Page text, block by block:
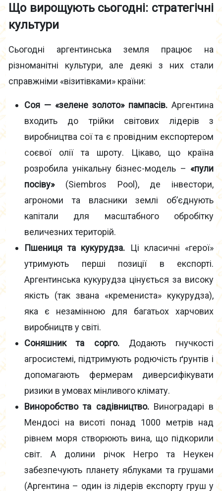
Що вирощують сьогодні: стратегічні
культури
Сьогодні аргентинська земля працює на
різноманітні культури, але деякі з них стали
справжніми «візитівками» країни:
Соя — «зелене золото» пампасів. Аргентина
входить до трійки світових лідерів з
виробництва сої та є провідним експортером
соєвої олії та шроту. Цікаво, що країна
розробила унікальну бізнес-модель – «пули
посіву»(Siembros Pool), де інвестори,
агрономи та власники землі об’єднують
капітали для масштабного обробітку
величезних територій.
Пшениця та кукурудза. Ці класичні «герої»
утримують перші позиції в експорті.
Аргентинська кукурудза цінується за високу
якість (так звана «кремениста» кукурудза),
яка є незамінною для багатьох харчових
виробництв у світі.
Соняшник та сорго.Додають гнучкості
агросистемі, підтримують родючість ґрунтів і
допомагають фермерам диверсифікувати
ризики в умовах мінливого клімату.
Виноробство та садівництво.Виноградарі в
Мендосі на висоті понад 1000 метрів над
рівнем моря створюють вина, що підкорили
світ. А долини річок Негро та Неукен
забезпечують планету яблуками та грушами
(Аргентина – один із лідерів експорту груш у